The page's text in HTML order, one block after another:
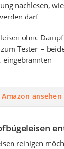
nachlesen,
darf.
ohne
Testen –
eingebrannten
ansehen
reinigen